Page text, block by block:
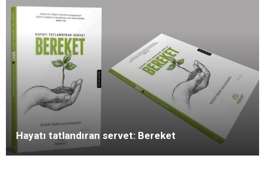
Hayatı tatlandıran servet: Bereket